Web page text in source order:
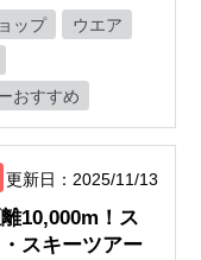
ップ
ウエア
おすすめ
更新日：2025/11/13
10,000m！ス
スキーツアー